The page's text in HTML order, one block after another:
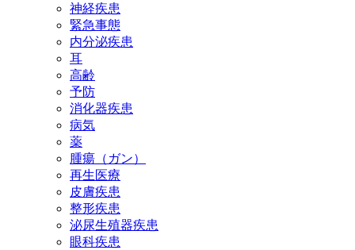
神経疾患
緊急事態
内分泌疾患
耳
高齢
予防
消化器疾患
病気
薬
腫瘍（ガン）
再生医療
皮膚疾患
整形疾患
泌尿生殖器疾患
眼科疾患